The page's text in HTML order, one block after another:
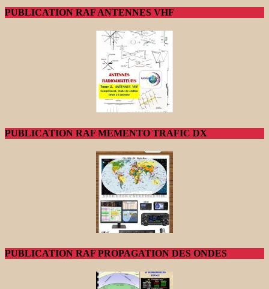
PUBLICATION RAF ANTENNES VHF
PUBLICATION RAF MEMENTO TRAFIC DX
PUBLICATION RAF PROPAGATION DES ONDES